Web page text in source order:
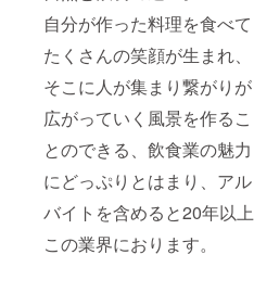
自分が作った料理を食べて
たくさんの笑顔が生まれ、
そこに人が集まり繋がりが
広がっていく風景を作るこ
とのできる、飲食業の魅力
にどっぷりとはまり、アル
バイトを含めると20年以上
この業界におります。